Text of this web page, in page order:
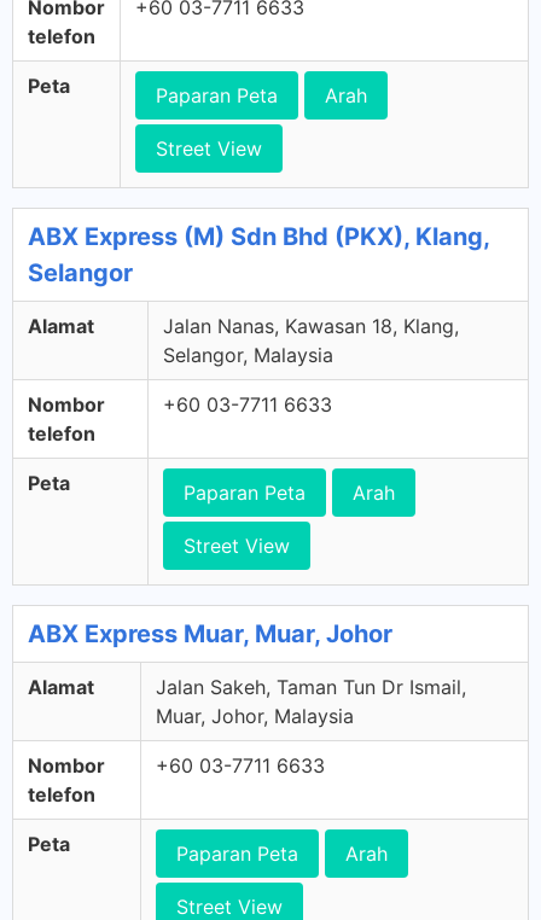
Nombor
telefon
+60 03-7711 6633
Peta Paparan Peta Arah
Street View
ABX Express (M) Sdn Bhd (PKX), Klang,
Selangor
Alamat
Jalan Nanas, Kawasan 18, Klang,
Selangor, Malaysia
Nombor
telefon
+60 03-7711 6633
Peta Paparan Peta Arah
Street View
ABX Express Muar, Muar, Johor
Alamat
Jalan Sakeh, Taman Tun Dr Ismail,
Muar, Johor, Malaysia
Nombor
telefon
+60 03-7711 6633
Peta Paparan Peta Arah
Street View